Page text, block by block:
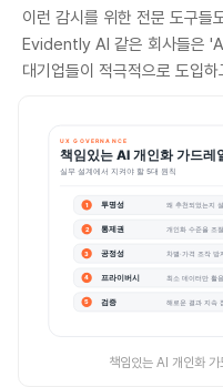
이런 감시를 위한 전문 도구
Evidently AI 같은 회사들은
대기업들이 적극적으로 도입하
책임있는 AI 개인화